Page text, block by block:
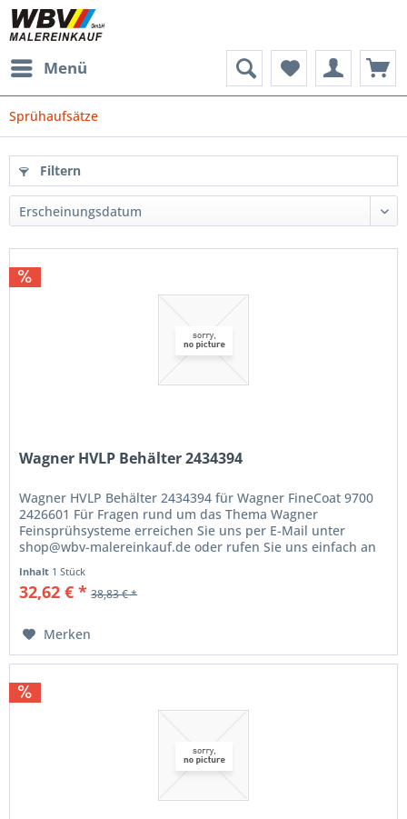
Menü
Sprühaufsätze
Filtern
Wagner HVLP Behälter 2434394
Wagner HVLP Behälter 2434394 für Wagner FineCoat 9700
2426601 Für Fragen rund um das Thema Wagner
Feinsprühsysteme erreichen Sie uns per E-Mail unter
shop@wbv-malereinkauf.de oder rufen Sie uns einfach an
Inhalt 1 Stück
32,62 € * 38,83 € *
Merken